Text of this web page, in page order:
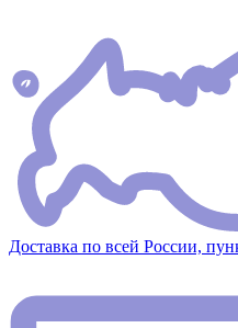
Доставка по всей России,